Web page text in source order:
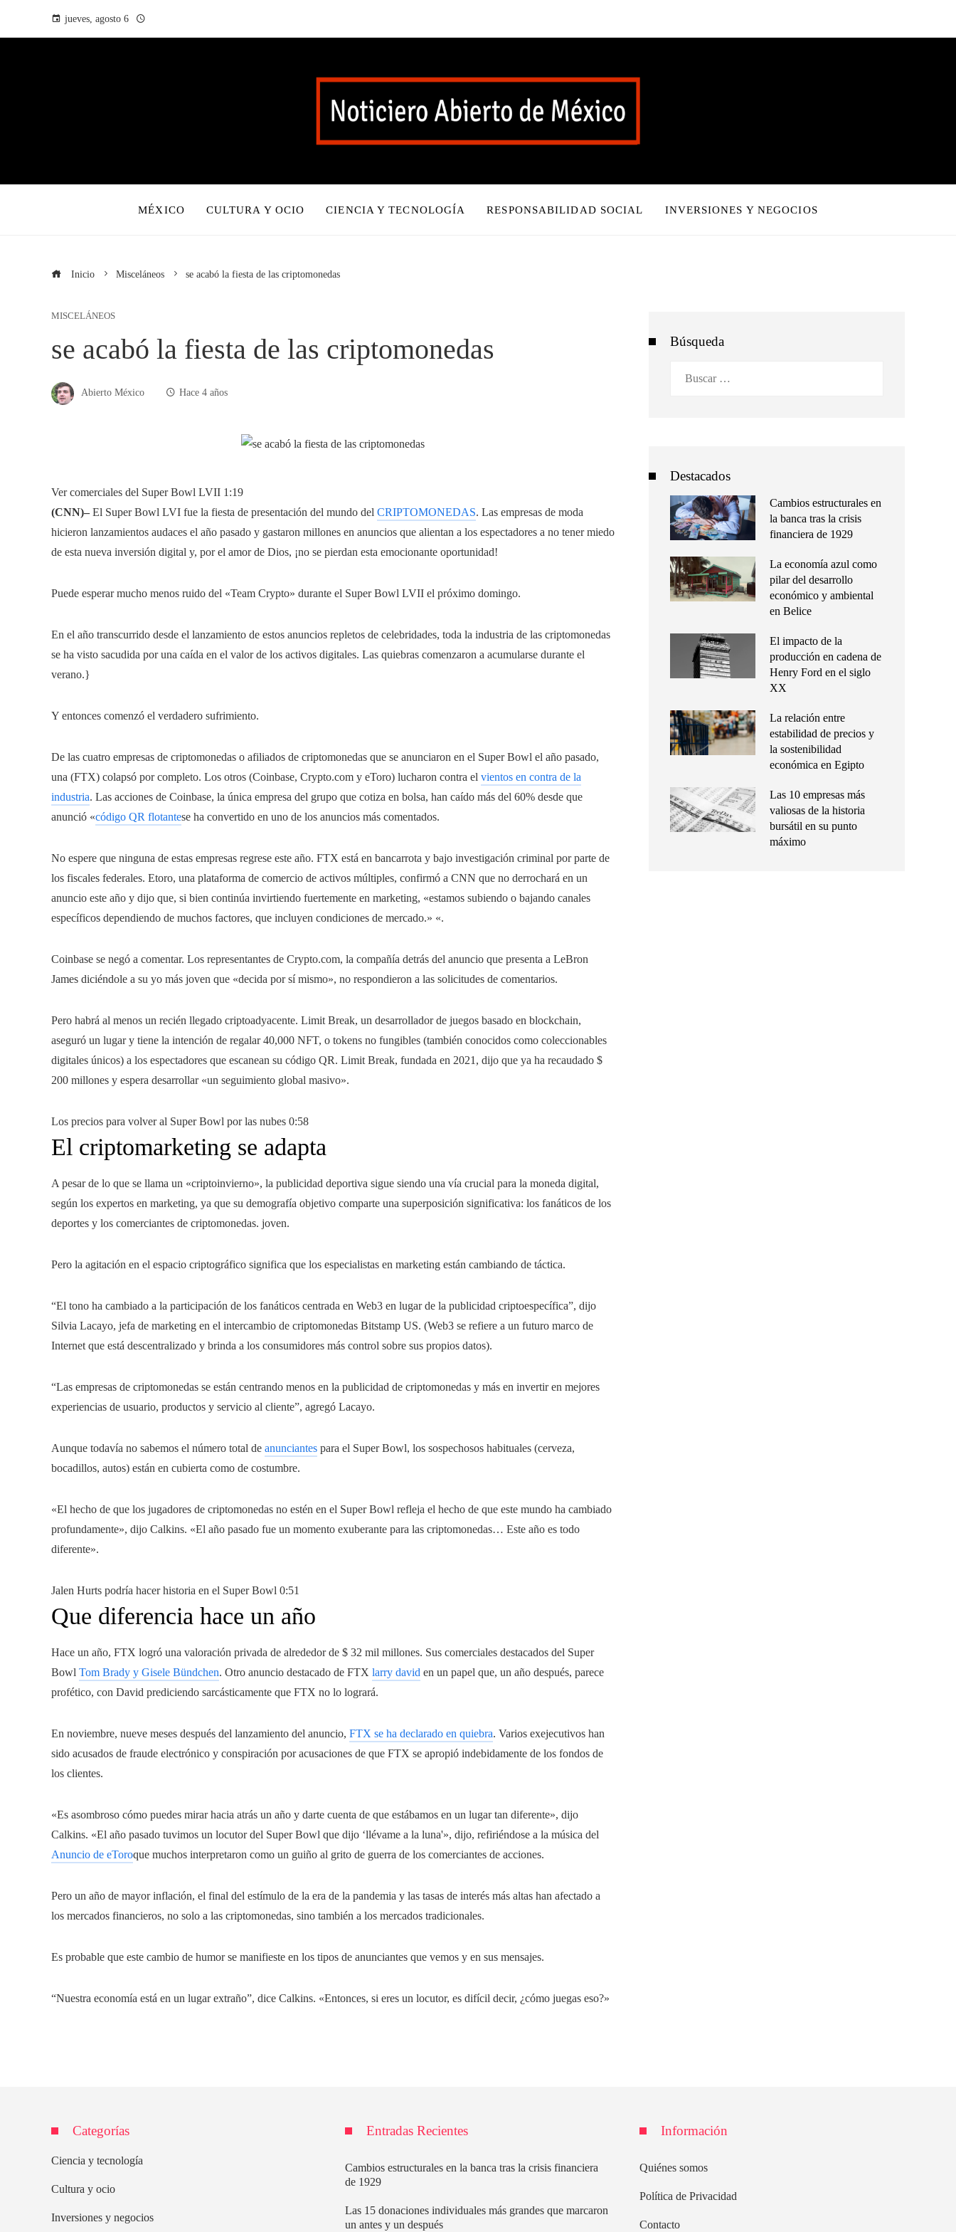
jueves, agosto 6
MÉXICO CULTURA Y OCIO CIENCIA Y TECNOLOGÍA RESPONSABILIDAD SOCIAL INVERSIONES Y NEGOCIOS
Inicio Misceláneos se acabó la fiesta de las criptomonedas
MISCELÁNEOS
se acabó la fiesta de las criptomonedas
Abierto México Hace 4 años
Ver comerciales del Super Bowl LVII 1:19
(CNN)– El Super Bowl LVI fue la fiesta de presentación del mundo del CRIPTOMONEDAS. Las empresas de moda
hicieron lanzamientos audaces el año pasado y gastaron millones en anuncios que alientan a los espectadores a no tener miedo
de esta nueva inversión digital y, por el amor de Dios, ¡no se pierdan esta emocionante oportunidad!
Puede esperar mucho menos ruido del «Team Crypto» durante el Super Bowl LVII el próximo domingo.
En el año transcurrido desde el lanzamiento de estos anuncios repletos de celebridades, toda la industria de las criptomonedas
se ha visto sacudida por una caída en el valor de los activos digitales. Las quiebras comenzaron a acumularse durante el
verano.}
Y entonces comenzó el verdadero sufrimiento.
De las cuatro empresas de criptomonedas o afiliados de criptomonedas que se anunciaron en el Super Bowl el año pasado,
una (FTX) colapsó por completo. Los otros (Coinbase, Crypto.com y eToro) lucharon contra el vientos en contra de la
industria. Las acciones de Coinbase, la única empresa del grupo que cotiza en bolsa, han caído más del 60% desde que
anunció «código QR flotantese ha convertido en uno de los anuncios más comentados.
No espere que ninguna de estas empresas regrese este año. FTX está en bancarrota y bajo investigación criminal por parte de
los fiscales federales. Etoro, una plataforma de comercio de activos múltiples, confirmó a CNN que no derrochará en un
anuncio este año y dijo que, si bien continúa invirtiendo fuertemente en marketing, «estamos subiendo o bajando canales
específicos dependiendo de muchos factores, que incluyen condiciones de mercado.» «.
Coinbase se negó a comentar. Los representantes de Crypto.com, la compañía detrás del anuncio que presenta a LeBron
James diciéndole a su yo más joven que «decida por sí mismo», no respondieron a las solicitudes de comentarios.
Pero habrá al menos un recién llegado criptoadyacente. Limit Break, un desarrollador de juegos basado en blockchain,
aseguró un lugar y tiene la intención de regalar 40,000 NFT, o tokens no fungibles (también conocidos como coleccionables
digitales únicos) a los espectadores que escanean su código QR. Limit Break, fundada en 2021, dijo que ya ha recaudado $
200 millones y espera desarrollar «un seguimiento global masivo».
Los precios para volver al Super Bowl por las nubes 0:58
El criptomarketing se adapta
A pesar de lo que se llama un «criptoinvierno», la publicidad deportiva sigue siendo una vía crucial para la moneda digital,
según los expertos en marketing, ya que su demografía objetivo comparte una superposición significativa: los fanáticos de los
deportes y los comerciantes de criptomonedas. joven.
Pero la agitación en el espacio criptográfico significa que los especialistas en marketing están cambiando de táctica.
“El tono ha cambiado a la participación de los fanáticos centrada en Web3 en lugar de la publicidad criptoespecífica”, dijo
Silvia Lacayo, jefa de marketing en el intercambio de criptomonedas Bitstamp US. (Web3 se refiere a un futuro marco de
Internet que está descentralizado y brinda a los consumidores más control sobre sus propios datos).
“Las empresas de criptomonedas se están centrando menos en la publicidad de criptomonedas y más en invertir en mejores
experiencias de usuario, productos y servicio al cliente”, agregó Lacayo.
Aunque todavía no sabemos el número total de anunciantes para el Super Bowl, los sospechosos habituales (cerveza,
bocadillos, autos) están en cubierta como de costumbre.
«El hecho de que los jugadores de criptomonedas no estén en el Super Bowl refleja el hecho de que este mundo ha cambiado
profundamente», dijo Calkins. «El año pasado fue un momento exuberante para las criptomonedas… Este año es todo
diferente».
Jalen Hurts podría hacer historia en el Super Bowl 0:51
Que diferencia hace un año
Hace un año, FTX logró una valoración privada de alrededor de $ 32 mil millones. Sus comerciales destacados del Super
Bowl Tom Brady y Gisele Bündchen. Otro anuncio destacado de FTX larry david en un papel que, un año después, parece
profético, con David prediciendo sarcásticamente que FTX no lo logrará.
En noviembre, nueve meses después del lanzamiento del anuncio, FTX se ha declarado en quiebra. Varios exejecutivos han
sido acusados ​​de fraude electrónico y conspiración por acusaciones de que FTX se apropió indebidamente de los fondos de
los clientes.
«Es asombroso cómo puedes mirar hacia atrás un año y darte cuenta de que estábamos en un lugar tan diferente», dijo
Calkins. «El año pasado tuvimos un locutor del Super Bowl que dijo ‘llévame a la luna'», dijo, refiriéndose a la música del
Anuncio de eToroque muchos interpretaron como un guiño al grito de guerra de los comerciantes de acciones.
Pero un año de mayor inflación, el final del estímulo de la era de la pandemia y las tasas de interés más altas han afectado a
los mercados financieros, no solo a las criptomonedas, sino también a los mercados tradicionales.
Es probable que este cambio de humor se manifieste en los tipos de anunciantes que vemos y en sus mensajes.
“Nuestra economía está en un lugar extraño”, dice Calkins. «Entonces, si eres un locutor, es difícil decir, ¿cómo juegas eso?»
Búsqueda
Destacados
Cambios estructurales en
la banca tras la crisis
financiera de 1929
La economía azul como
pilar del desarrollo
económico y ambiental
en Belice
El impacto de la
producción en cadena de
Henry Ford en el siglo
XX
La relación entre
estabilidad de precios y
la sostenibilidad
económica en Egipto
Las 10 empresas más
valiosas de la historia
bursátil en su punto
máximo
Categorías
Ciencia y tecnología
Cultura y ocio
Inversiones y negocios
Entradas Recientes
Cambios estructurales en la banca tras la crisis financiera
de 1929
Las 15 donaciones individuales más grandes que marcaron
un antes y un después
Información
Quiénes somos
Política de Privacidad
Contacto